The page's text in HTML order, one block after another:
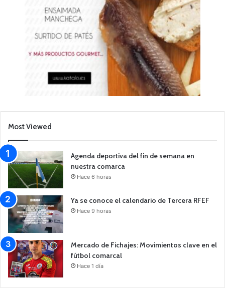
Most Viewed
Agenda deportiva del fin de semana en
nuestra comarca
Hace 6 horas
Ya se conoce el calendario de Tercera RFEF
Hace 9 horas
Mercado de Fichajes: Movimientos clave en el
fútbol comarcal
Hace 1 día